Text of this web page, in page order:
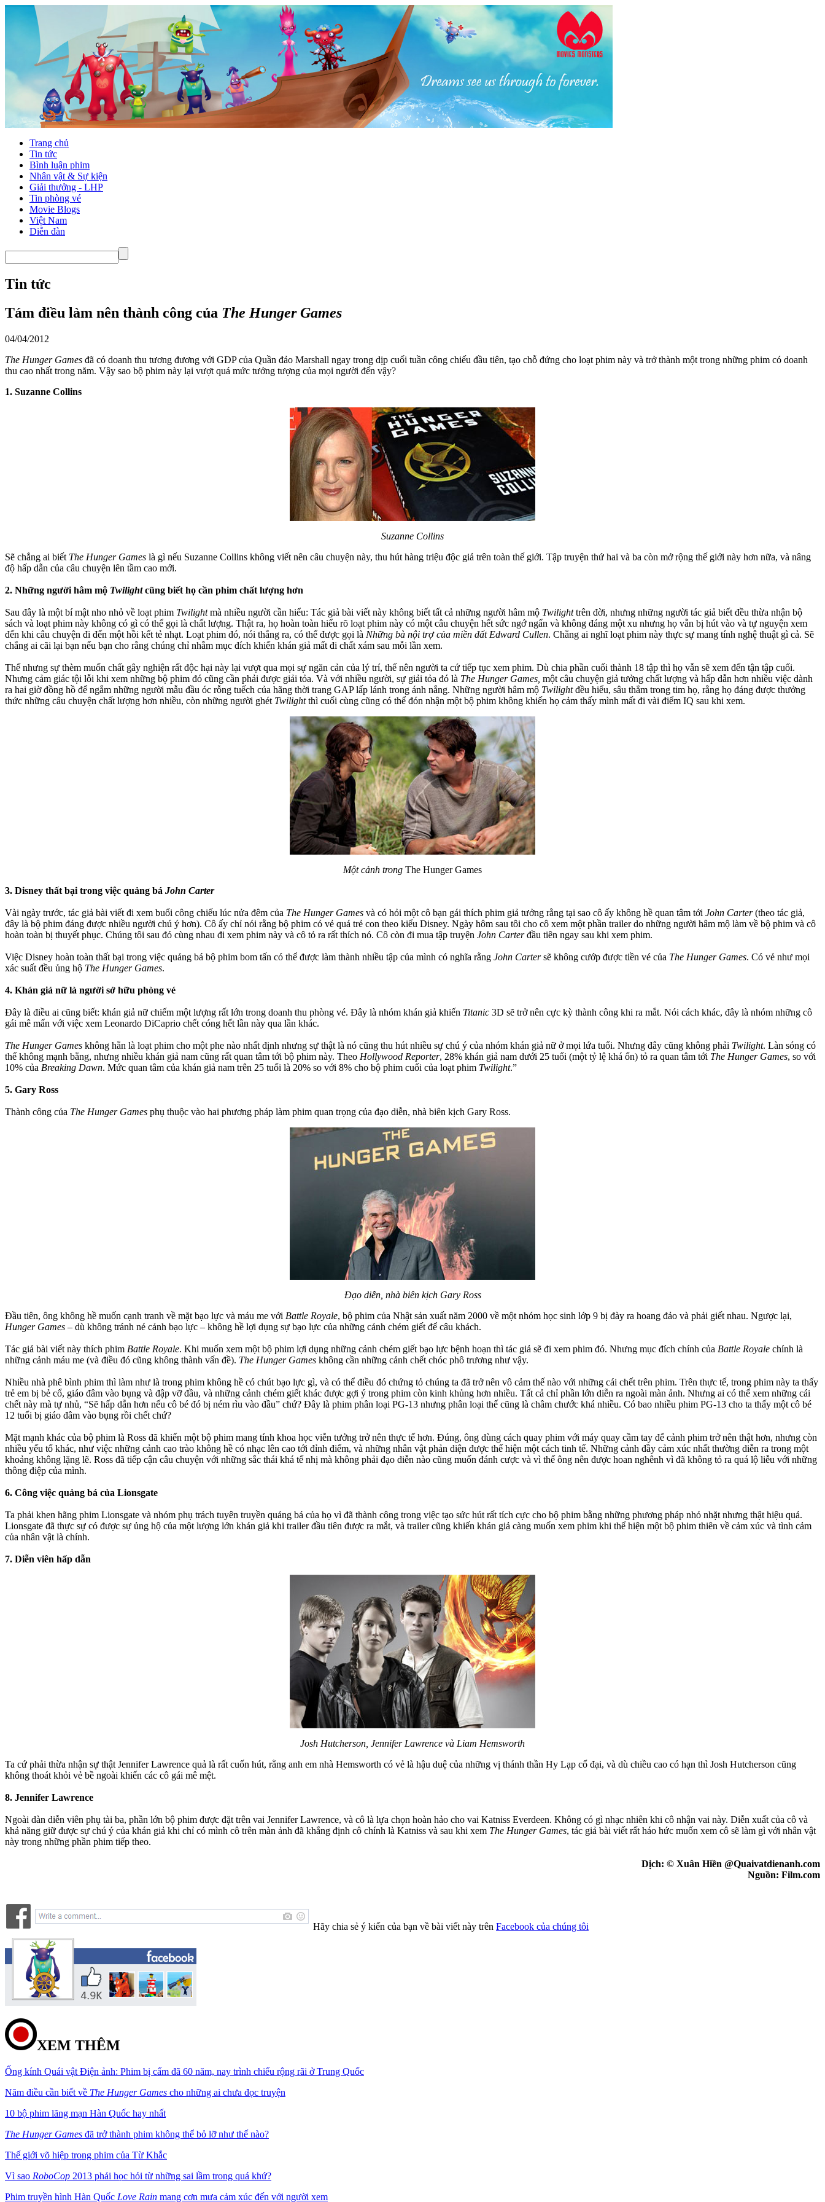
Trang chủ
Tin tức
Bình luận phim
Nhân vật & Sự kiện
Giải thưởng - LHP
Tin phòng vé
Movie Blogs
Việt Nam
Diễn đàn
Tin tức
Tám điều làm nên thành công của The Hunger Games
04/04/2012
The Hunger Games đã có doanh thu tương đương với GDP của Quần đảo Marshall ngay trong dịp cuối tuần công chiếu đầu tiên, tạo chỗ đứng cho loạt phim này và trở thành một trong những phim có doanh
thu cao nhất trong năm. Vậy sao bộ phim này lại vượt quá mức tưởng tượng của mọi người đến vậy?
1. Suzanne Collins
Suzanne Collins
Sẽ chẳng ai biết The Hunger Games là gì nếu Suzanne Collins không viết nên câu chuyện này, thu hút hàng triệu độc giả trên toàn thế giới. Tập truyện thứ hai và ba còn mở rộng thế giới này hơn nữa, và nâng
độ hấp dẫn của câu chuyện lên tầm cao mới.
2. Những người hâm mộ Twilightcũng biết họ cần phim chất lượng hơn
Sau đây là một bí mật nho nhỏ về loạt phim Twilightmà nhiều người cần hiểu: Tác giả bài viết này không biết tất cả những người hâm mộ Twilighttrên đời, nhưng những người tác giả biết đều thừa nhận bộ
sách và loạt phim này không có gì có thể gọi là chất lượng. Thật ra, họ hoàn toàn hiểu rõ loạt phim này có một câu chuyện hết sức ngớ ngẩn và không đáng một xu nhưng họ vẫn bị hút vào và tự nguyện xem
đến khi câu chuyện đi đến một hồi kết tẻ nhạt. Loạt phim đó, nói thẳng ra, có thể được gọi là Những bà nội trợ của miền đất Edward Cullen. Chẳng ai nghĩ loạt phim này thực sự mang tính nghệ thuật gì cả. Sẽ
chẳng ai cãi lại bạn nếu bạn cho rằng chúng chỉ nhằm mục đích khiến khán giả mất đi chất xám sau mỗi lần xem.
Thế nhưng sự thèm muốn chất gây nghiện rất độc hại này lại vượt qua mọi sự ngăn cản của lý trí, thế nên người ta cứ tiếp tục xem phim. Dù chia phần cuối thành 18 tập thì họ vẫn sẽ xem đến tận tập cuối.
Nhưng cảm giác tội lỗi khi xem những bộ phim đó cũng cần phải được giải tỏa. Và với nhiều người, sự giải tỏa đó là The Hunger Games, một câu chuyện giả tưởng chất lượng và hấp dẫn hơn nhiều việc dành
ra hai giờ đồng hồ để ngắm những người mẫu đầu óc rỗng tuếch của hãng thời trang GAP lấp lánh trong ánh nắng. Những người hâm mộ Twilightđều hiểu, sâu thẳm trong tim họ, rằng họ đáng được thưởng
thức những câu chuyện chất lượng hơn nhiều, còn những người ghét Twilightthì cuối cùng cũng có thể đón nhận một bộ phim không khiến họ cảm thấy mình mất đi vài điểm IQ sau khi xem.
Một cảnh trong The Hunger Games
3. Disney thất bại trong việc quảng bá John Carter
Vài ngày trước, tác giả bài viết đi xem buổi công chiếu lúc nửa đêm của The Hunger Games và có hỏi một cô bạn gái thích phim giả tưởng rằng tại sao cô ấy không hề quan tâm tới John Carter(theo tác giả,
đây là bộ phim đáng được nhiều người chú ý hơn). Cô ấy chỉ nói rằng bộ phim có vẻ quá trẻ con theo kiểu Disney. Ngày hôm sau tôi cho cô xem một phần trailer do những người hâm mộ làm về bộ phim và cô
hoàn toàn bị thuyết phục. Chúng tôi sau đó cùng nhau đi xem phim này và cô tỏ ra rất thích nó. Cô còn đi mua tập truyện John Carterđầu tiên ngay sau khi xem phim.
Việc Disney hoàn toàn thất bại trong việc quảng bá bộ phim bom tấn có thể được làm thành nhiều tập của mình có nghĩa rằng John Cartersẽ không cướp được tiền vé của The Hunger Games. Có vẻ như mọi
xác suất đều ủng hộ The Hunger Games.
4. Khán giả nữ là người sở hữu phòng vé
Đây là điều ai cũng biết: khán giả nữ chiếm một lượng rất lớn trong doanh thu phòng vé. Đây là nhóm khán giả khiến Titanic 3D sẽ trở nên cực kỳ thành công khi ra mắt. Nói cách khác, đây là nhóm những cô
gái mê mẩn với việc xem Leonardo DiCaprio chết cóng hết lần này qua lần khác.
The Hunger Games không hẳn là loạt phim cho một phe nào nhất định nhưng sự thật là nó cũng thu hút nhiều sự chú ý của nhóm khán giả nữ ở mọi lứa tuổi. Nhưng đây cũng không phải Twilight. Làn sóng có
thể không mạnh bằng, nhưng nhiều khán giả nam cũng rất quan tâm tới bộ phim này. Theo Hollywood Reporter, 28% khán giả nam dưới 25 tuổi (một tỷ lệ khá ổn) tỏ ra quan tâm tới The Hunger Games, so với
10% của Breaking Dawn. Mức quan tâm của khán giả nam trên 25 tuổi là 20% so với 8% cho bộ phim cuối của loạt phim Twilight.”
5. Gary Ross
Thành công của The Hunger Games phụ thuộc vào hai phương pháp làm phim quan trọng của đạo diễn, nhà biên kịch Gary Ross.
Đạo diễn, nhà biên kịch Gary Ross
Đầu tiên, ông không hề muốn cạnh tranh về mặt bạo lực và máu me với Battle Royale, bộ phim của Nhật sản xuất năm 2000 về một nhóm học sinh lớp 9 bị đày ra hoang đảo và phải giết nhau. Ngược lại,
Hunger Games – dù không tránh né cảnh bạo lực – không hề lợi dụng sự bạo lực của những cảnh chém giết để câu khách.
Tác giả bài viết này thích phim Battle Royale. Khi muốn xem một bộ phim lợi dụng những cảnh chém giết bạo lực bệnh hoạn thì tác giả sẽ đi xem phim đó. Nhưng mục đích chính của Battle Royale chính là
những cảnh máu me (và điều đó cũng không thành vấn đề). The Hunger Games không cần những cảnh chết chóc phô trương như vậy.
Nhiều nhà phê bình phim thì làm như là trong phim không hề có chút bạo lực gì, và có thể điều đó chứng tỏ chúng ta đã trở nên vô cảm thế nào với những cái chết trên phim. Trên thực tế, trong phim này ta thấy
trẻ em bị bẻ cổ, giáo đâm vào bụng và đập vỡ đầu, và những cảnh chém giết khác được gợi ý trong phim còn kinh khủng hơn nhiều. Tất cả chỉ phần lớn diễn ra ngoài màn ảnh. Nhưng ai có thể xem những cái
chết này mà tự nhủ, “Sẽ hấp dẫn hơn nếu cô bé đó bị ném rìu vào đầu” chứ? Đây là phim phân loại PG-13 nhưng phân loại thế cũng là châm chước khá nhiều. Có bao nhiều phim PG-13 cho ta thấy một cô bé
12 tuổi bị giáo đâm vào bụng rồi chết chứ?
Mặt mạnh khác của bộ phim là Ross đã khiến một bộ phim mang tính khoa học viễn tưởng trở nên thực tế hơn. Đúng, ông dùng cách quay phim với máy quay cầm tay để cảnh phim trở nên thật hơn, nhưng còn
nhiều yếu tố khác, như việc những cảnh cao trào không hề có nhạc lên cao tới đỉnh điểm, và những nhân vật phản diện được thể hiện một cách tinh tế. Những cảnh đầy cảm xúc nhất thường diễn ra trong một
khoảng không lặng lẽ. Ross đã tiếp cận câu chuyện với những sắc thái khá tế nhị mà không phải đạo diễn nào cũng muốn đánh cược và vì thế ông nên được hoan nghênh vì đã không tỏ ra quá lộ liễu với những
thông điệp của mình.
6. Công việc quảng bá của Lionsgate
Ta phải khen hãng phim Lionsgate và nhóm phụ trách tuyên truyền quảng bá của họ vì đã thành công trong việc tạo sức hút rất tích cực cho bộ phim bằng những phương pháp nhỏ nhặt nhưng thật hiệu quả.
Lionsgate đã thực sự có được sự ủng hộ của một lượng lớn khán giả khi trailer đầu tiên được ra mắt, và trailer cũng khiến khán giả càng muốn xem phim khi thể hiện một bộ phim thiên về cảm xúc và tình cảm
của nhân vật là chính.
7. Diễn viên hấp dẫn
Josh Hutcherson, Jennifer Lawrence và Liam Hemsworth
Ta cứ phải thừa nhận sự thật Jennifer Lawrence quả là rất cuốn hút, rằng anh em nhà Hemsworth có vẻ là hậu duệ của những vị thánh thần Hy Lạp cổ đại, và dù chiều cao có hạn thì Josh Hutcherson cũng
không thoát khỏi vẻ bề ngoài khiến các cô gái mê mệt.
8. Jennifer Lawrence
Ngoài dàn diễn viên phụ tài ba, phần lớn bộ phim được đặt trên vai Jennifer Lawrence, và cô là lựa chọn hoàn hảo cho vai Katniss Everdeen. Không có gì nhạc nhiên khi cô nhận vai này. Diễn xuất của cô và
khả năng giữ được sự chú ý của khán giả khi chỉ có mình cô trên màn ảnh đã khẳng định cô chính là Katniss và sau khi xem The Hunger Games, tác giả bài viết rất háo hức muốn xem cô sẽ làm gì với nhân vật
này trong những phần phim tiếp theo.
Dịch: © Xuân Hiền @Quaivatdienanh.com
Nguồn: Film.com
Hãy chia sẻ ý kiến của bạn về bài viết này trên Facebook của chúng tôi
XEM THÊM
Ống kính Quái vật Điện ảnh: Phim bị cấm đã 60 năm, nay trình chiếu rộng rãi ở Trung Quốc
Năm điều cần biết về The Hunger Games cho những ai chưa đọc truyện
10 bộ phim lãng mạn Hàn Quốc hay nhất
The Hunger Games đã trở thành phim không thể bỏ lỡ như thế nào?
Thế giới võ hiệp trong phim của Từ Khắc
Vì sao RoboCop 2013 phải học hỏi từ những sai lầm trong quá khứ?
Phim truyền hình Hàn Quốc Love Rain mang cơn mưa cảm xúc đến với người xem